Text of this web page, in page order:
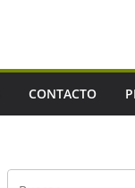
CONTACTO